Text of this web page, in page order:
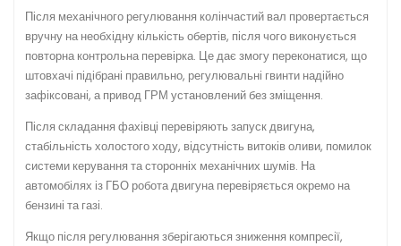
Після механічного регулювання колінчастий вал провертається
вручну на необхідну кількість обертів, після чого виконується
повторна контрольна перевірка. Це дає змогу переконатися, що
штовхачі підібрані правильно, регулювальні гвинти надійно
зафіксовані, а привод ГРМ установлений без зміщення.
Після складання фахівці перевіряють запуск двигуна,
стабільність холостого ходу, відсутність витоків оливи, помилок
системи керування та сторонніх механічних шумів. На
автомобілях із ГБО робота двигуна перевіряється окремо на
бензині та газі.
Якщо після регулювання зберігаються зниження компресії,